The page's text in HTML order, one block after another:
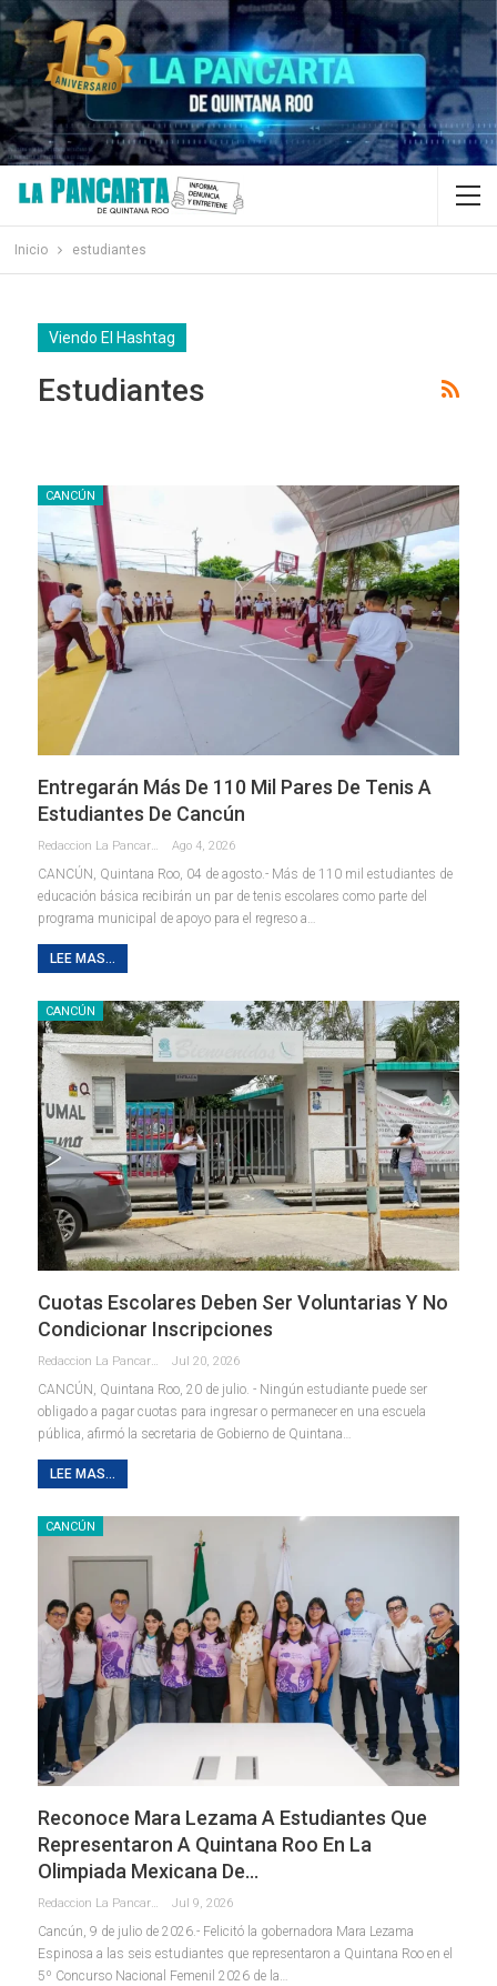
Inicio estudiantes
Viendo El Hashtag
Estudiantes
CANCÚN
Entregarán Más De 110 Mil Pares De Tenis A
Estudiantes De Cancún
Redaccion La Pancarta De Quintana Roo Ago 4, 2026
CANCÚN, Quintana Roo, 04 de agosto.- Más de 110 mil estudiantes de
educación básica recibirán un par de tenis escolares como parte del
programa municipal de apoyo para el regreso a…
LEE MAS...
CANCÚN
Cuotas Escolares Deben Ser Voluntarias Y No
Condicionar Inscripciones
Redaccion La Pancarta De Quintana Roo Jul 20, 2026
CANCÚN, Quintana Roo, 20 de julio. - Ningún estudiante puede ser
obligado a pagar cuotas para ingresar o permanecer en una escuela
pública, afirmó la secretaria de Gobierno de Quintana…
LEE MAS...
CANCÚN
Reconoce Mara Lezama A Estudiantes Que
Representaron A Quintana Roo En La
Olimpiada Mexicana De…
Redaccion La Pancarta De Quintana Roo Jul 9, 2026
Cancún, 9 de julio de 2026.- Felicitó la gobernadora Mara Lezama
Espinosa a las seis estudiantes que representaron a Quintana Roo en el
5º Concurso Nacional Femenil 2026 de la…